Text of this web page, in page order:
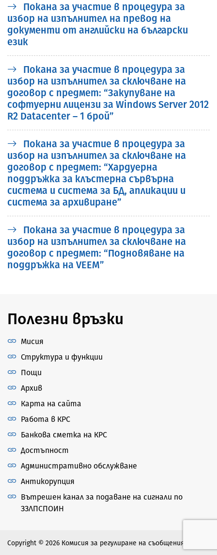
Покана за участие в процедура за
избор на изпълнител на превод на
документи от английски на български
език
Покана за участие в процедура за
избор на изпълнител за сключване на
договор с предмет: “Закупуване на
софтуерни лицензи за Windows Server 2012
R2 Datacenter – 1 брой”
Покана за участие в процедура за
избор на изпълнител за сключване на
договор с предмет: “Хардуерна
поддръжка за клъстерна сървърна
система и система за БД, апликации и
система за архивиране”
Покана за участие в процедура за
избор на изпълнител за сключване на
договор с предмет: “Подновяване на
поддръжка на VEEM”
Полезни връзки
Мисия
Структура и функции
Пощи
Архив
Карта на сайта
Работа в КРС
Банкова сметка на КРС
Достъпност
Административно обслужване
Антикорупция
Вътрешен канал за подаване на сигнали по
ЗЗЛПСПОИН
Copyright © 2026 Комисия за регулиране на съобщенията